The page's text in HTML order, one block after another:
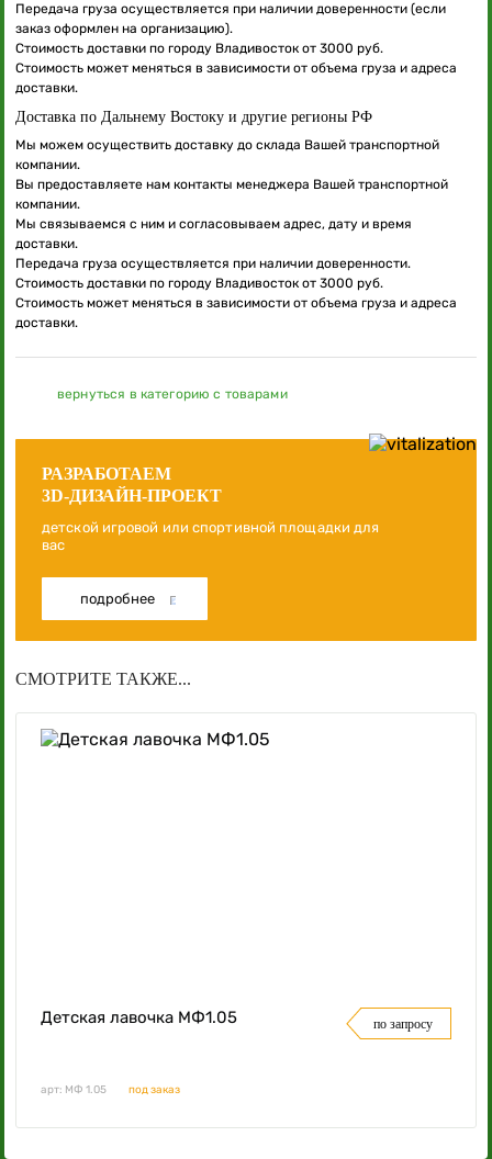
Передача груза осуществляется при наличии доверенности (если
заказ оформлен на организацию).
Стоимость доставки по городу Владивосток от 3000 руб.
Стоимость может меняться в зависимости от объема груза и адреса
доставки.
Доставка по Дальнему Востоку и другие регионы РФ
Мы можем осуществить доставку до склада Вашей транспортной
компании.
Вы предоставляете нам контакты менеджера Вашей транспортной
компании.
Мы связываемся с ним и согласовываем адрес, дату и время
доставки.
Передача груза осуществляется при наличии доверенности.
Стоимость доставки по городу Владивосток от 3000 руб.
Стоимость может меняться в зависимости от объема груза и адреса
доставки.
вернуться в категорию с товарами
РАЗРАБОТАЕМ
3D-ДИЗАЙН-ПРОЕКТ
детской игровой или спортивной площадки для
вас
подробнее
СМОТРИТЕ ТАКЖЕ...
Детская лавочка МФ1.05 по запросу
арт: МФ 1.05 под заказ